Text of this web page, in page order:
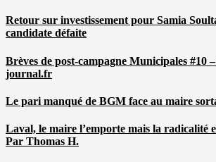
Retour sur investissement pour Samia
candidate défaite
Brèves de post-campagne Municipales #10
journal.fr
Le pari manqué de BGM face au maire
Laval, le maire l’emporte mais la radicalité
Par Thomas H.